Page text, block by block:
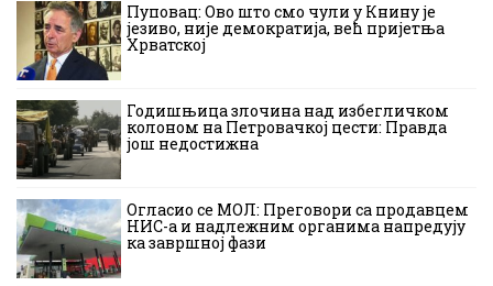
Пуповац: Ово што смо чули у Книну је
језиво, није демократија, већ пријетња
Хрватској
Годишњица злочина над избегличком
колоном на Петровачкој цести: Правда
још недостижна
Огласио се МОЛ: Преговори са продавцем
НИС-а и надлежним органима напредују
ка завршној фази